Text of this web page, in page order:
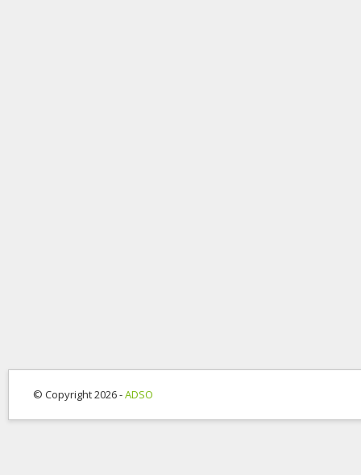
© Copyright 2026 -ADSO